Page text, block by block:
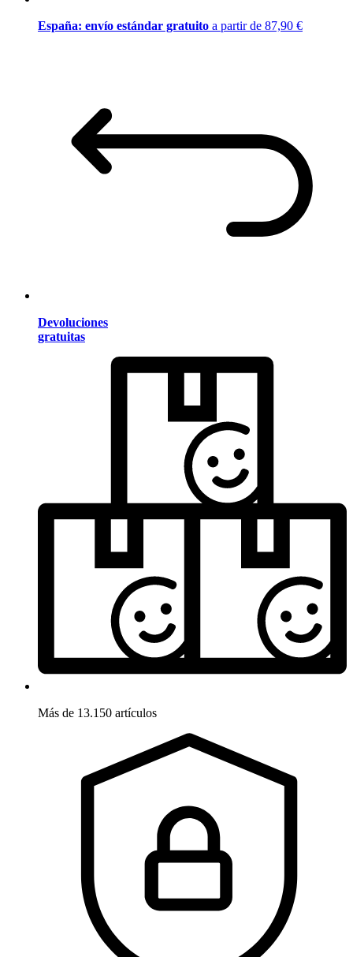
España: envío estándar gratuito a partir de 87,90 €
Devoluciones
gratuitas
Más de 13.150 artículos